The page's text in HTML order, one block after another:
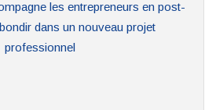
les entrepreneurs en post-
dans un nouveau projet
professionnel